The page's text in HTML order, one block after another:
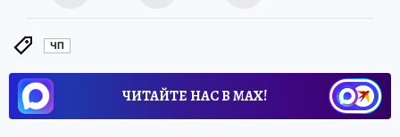
ЧП
ЧИТАЙТЕ НАС В МАХ!